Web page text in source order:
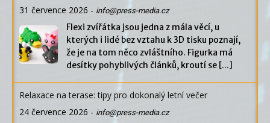
31 července 2026 - info@press-media.cz
Flexi zvířátka jsou jedna z mála věcí, u
kterých i lidé bez vztahu k 3D tisku poznají,
že je na tom něco zvláštního. Figurka má
desítky pohyblivých článků, kroutí se [...]
Relaxace na terase: tipy pro dokonalý letní večer
24 července 2026 - info@press-media.cz